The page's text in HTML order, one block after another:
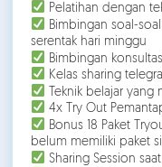
Pelatihan dengan
Bimbingan soal-
serentak hari minggu
Bimbingan
Kelas sharing
Teknik belajar yang
4x Try Out
Bonus 18 Paket
belum memiliki paket
Sharing Session